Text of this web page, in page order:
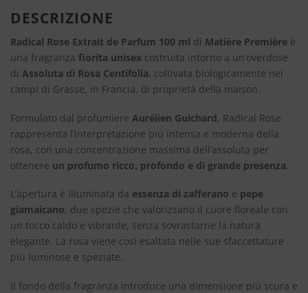
DESCRIZIONE
Radical Rose Extrait de Parfum 100 ml di Matière Première è
una fragranza fiorita unisex costruita intorno a un’overdose
di Assoluta di Rosa Centifolia, coltivata biologicamente nei
campi di Grasse, in Francia, di proprietà della maison.
Formulato dal profumiere Aurélien Guichard, Radical Rose
rappresenta l’interpretazione più intensa e moderna della
rosa, con una concentrazione massima dell’assoluta per
ottenere un profumo ricco, profondo e di grande presenza.
L’apertura è illuminata da essenza di zafferano e pepe
giamaicano, due spezie che valorizzano il cuore floreale con
un tocco caldo e vibrante, senza sovrastarne la natura
elegante. La rosa viene così esaltata nelle sue sfaccettature
più luminose e speziate.
Il fondo della fragranza introduce una dimensione più scura e